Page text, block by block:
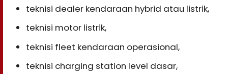
teknisi dealer kendaraan hybrid atau listrik,
teknisi motor listrik,
teknisi fleet kendaraan operasional,
teknisi charging station level dasar,